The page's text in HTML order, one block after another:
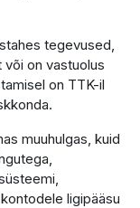
tegevused,
või on vastuolus
on TTK-il
muuhulgas, kuid
ligipääsu